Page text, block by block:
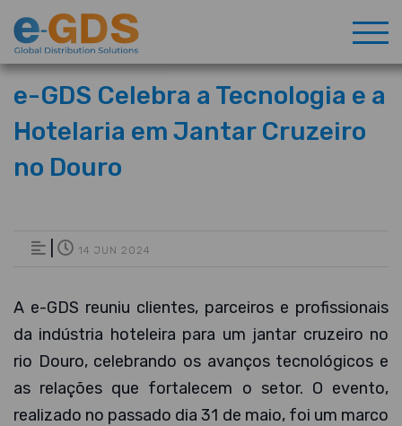
e-GDS Celebra a Tecnologia e a
Hotelaria em Jantar Cruzeiro
no Douro
14 JUN 2024
A e-GDS reuniu clientes, parceiros e profissionais
da indústria hoteleira para um jantar cruzeiro no
rio Douro, celebrando os avanços tecnológicos e
as relações que fortalecem o setor. O evento,
realizado no passado dia 31 de maio, foi um marco